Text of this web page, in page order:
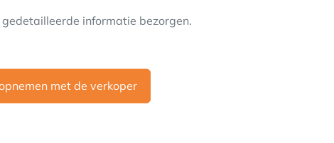
informatie bezorgen.
met de verkoper